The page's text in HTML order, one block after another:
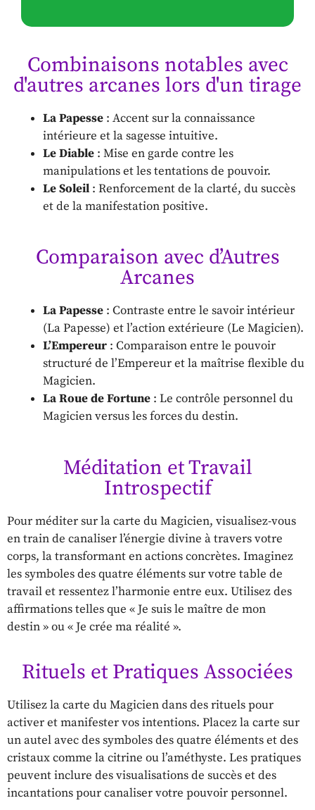
Combinaisons notables avec
d'autres arcanes lors d'un tirage
La Papesse : Accent sur la connaissance
intérieure et la sagesse intuitive.
Le Diable : Mise en garde contre les
manipulations et les tentations de pouvoir.
Le Soleil : Renforcement de la clarté, du succès
et de la manifestation positive.
Comparaison avec d’Autres
Arcanes
La Papesse : Contraste entre le savoir intérieur
(La Papesse) et l’action extérieure (Le Magicien).
L’Empereur : Comparaison entre le pouvoir
structuré de l’Empereur et la maîtrise flexible du
Magicien.
La Roue de Fortune : Le contrôle personnel du
Magicien versus les forces du destin.
Méditation et Travail
Introspectif
Pour méditer sur la carte du Magicien, visualisez-vous
en train de canaliser l’énergie divine à travers votre
corps, la transformant en actions concrètes. Imaginez
les symboles des quatre éléments sur votre table de
travail et ressentez l’harmonie entre eux. Utilisez des
affirmations telles que « Je suis le maître de mon
destin » ou « Je crée ma réalité ».
Rituels et Pratiques Associées
Utilisez la carte du Magicien dans des rituels pour
activer et manifester vos intentions. Placez la carte sur
un autel avec des symboles des quatre éléments et des
cristaux comme la citrine ou l’améthyste. Les pratiques
peuvent inclure des visualisations de succès et des
incantations pour canaliser votre pouvoir personnel.